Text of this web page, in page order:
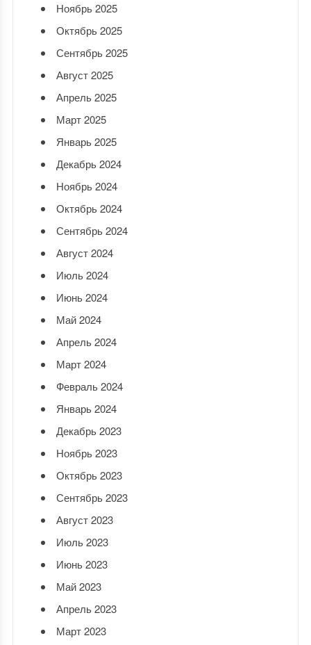
Ноябрь 2025
Октябрь 2025
Сентябрь 2025
Август 2025
Апрель 2025
Март 2025
Январь 2025
Декабрь 2024
Ноябрь 2024
Октябрь 2024
Сентябрь 2024
Август 2024
Июль 2024
Июнь 2024
Май 2024
Апрель 2024
Март 2024
Февраль 2024
Январь 2024
Декабрь 2023
Ноябрь 2023
Октябрь 2023
Сентябрь 2023
Август 2023
Июль 2023
Июнь 2023
Май 2023
Апрель 2023
Март 2023